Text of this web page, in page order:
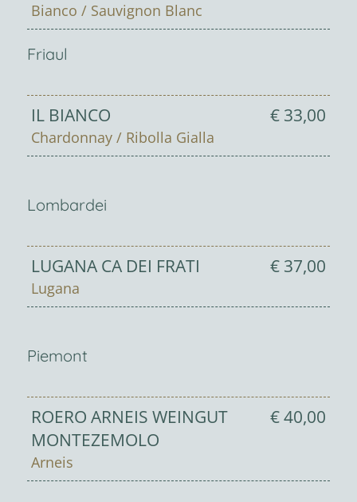
Bianco / Sauvignon Blanc
Friaul
IL BIANCO € 33,00
Chardonnay / Ribolla Gialla
Lombardei
LUGANA CA DEI FRATI € 37,00
Lugana
Piemont
ROERO ARNEIS WEINGUT
MONTEZEMOLO
€ 40,00
Arneis